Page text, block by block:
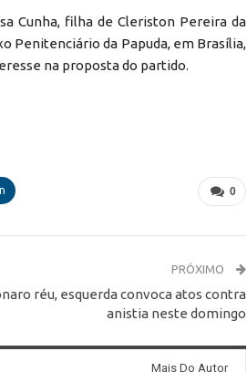
Cunha, filha de Cleriston Pereira da
Penitenciário da Papuda, em Brasília,
na proposta do partido.
0
PRÓXIMO
réu, esquerda convoca atos contra
anistia neste domingo
Mais Do Autor